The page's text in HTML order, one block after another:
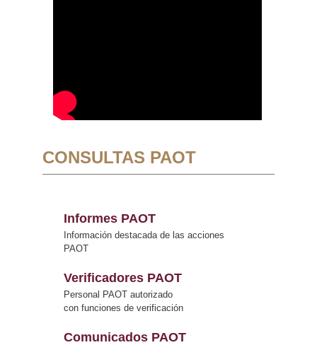
CONSULTAS PAOT
Informes PAOT
Información destacada de las acciones
PAOT
Verificadores PAOT
Personal PAOT autorizado
con funciones de verificación
Comunicados PAOT